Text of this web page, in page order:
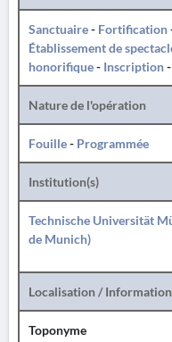
Sanctuaire- Fortification
Établissement de
honorifique- Inscription-
Nature de l'opération
Fouille- Programmée
Institution(s)
Technische Universität
de Munich)
Localisation /
Toponyme